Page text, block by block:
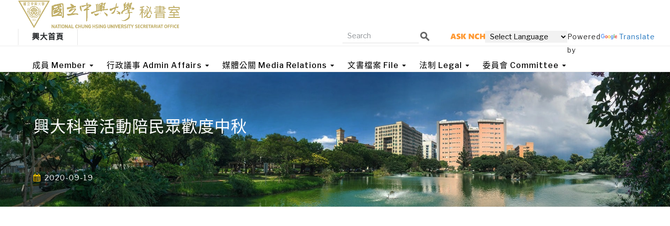
興大首頁
Powered
by
Translate
成員 Member 行政議事 Admin Affairs 媒體公關 Media Relations 文書檔案 File 法制 Legal 委員會 Committee
興大科普活動陪民眾歡度中秋
2020-09-19